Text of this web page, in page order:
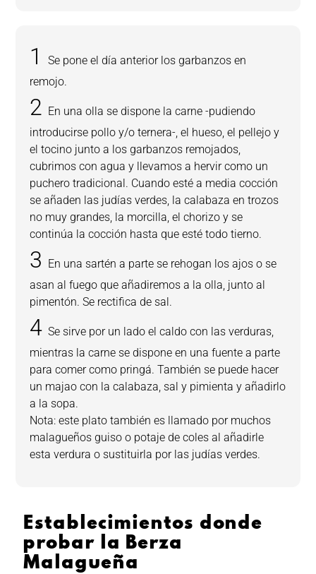
Se pone el día anterior los garbanzos en
remojo.
En una olla se dispone la carne -pudiendo
introducirse pollo y/o ternera-, el hueso, el pellejo y
el tocino junto a los garbanzos remojados,
cubrimos con agua y llevamos a hervir como un
puchero tradicional. Cuando esté a media cocción
se añaden las judías verdes, la calabaza en trozos
no muy grandes, la morcilla, el chorizo y se
continúa la cocción hasta que esté todo tierno.
En una sartén a parte se rehogan los ajos o se
asan al fuego que añadiremos a la olla, junto al
pimentón. Se rectifica de sal.
Se sirve por un lado el caldo con las verduras,
mientras la carne se dispone en una fuente a parte
para comer como pringá. También se puede hacer
un majao con la calabaza, sal y pimienta y añadirlo
a la sopa.
Nota: este plato también es llamado por muchos
malagueños guiso o potaje de coles al añadirle
esta verdura o sustituirla por las judías verdes.
Establecimientos donde
probar la Berza
Malagueña